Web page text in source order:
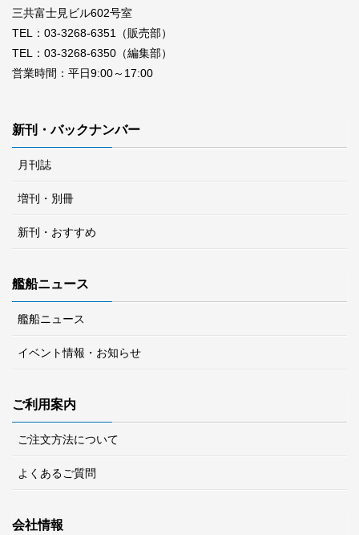
三共富士見ビル602号室
TEL：03-3268-6351（販売部）
TEL：03-3268-6350（編集部）
営業時間：平日9:00～17:00
新刊・バックナンバー
月刊誌
増刊・別冊
新刊・おすすめ
艦船ニュース
艦船ニュース
イベント情報・お知らせ
ご利用案内
ご注文方法について
よくあるご質問
会社情報